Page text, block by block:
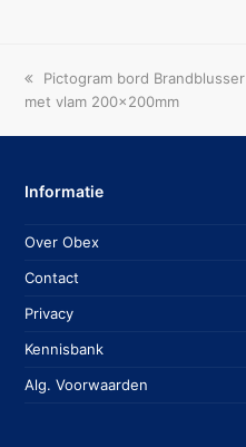
previous
post:
Pictogram bord Brandblusser
met vlam 200x200mm
Informatie
Over Obex
Contact
Privacy
Kennisbank
Alg. Voorwaarden